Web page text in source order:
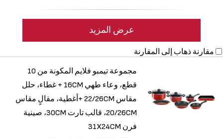
عرض المزيد
مقارنة ذهاب إلى المقارنة
مجموعة تيمبو فلايم المكونة من 10
قطع، وعاء طهي 16CM + غطاء، حلل
مقاس ‎22/26CM +أغطية، مقالٍ مقاس
‎20/26CM، قالب تارت 30CM، صينية
فرن 31X24CM